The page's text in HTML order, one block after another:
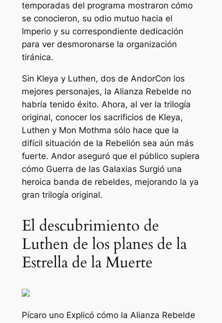
temporadas del programa mostraron cómo
se conocieron, su odio mutuo hacia el
Imperio y su correspondiente dedicación
para ver desmoronarse la organización
tiránica.
Sin Kleya y Luthen, dos de AndorCon los
mejores personajes, la Alianza Rebelde no
habría tenido éxito. Ahora, al ver la trilogía
original, conocer los sacrificios de Kleya,
Luthen y Mon Mothma sólo hace que la
difícil situación de la Rebelión sea aún más
fuerte. Andoraseguró que el público supiera
cómo Guerra de las Galaxias Surgió una
heroica banda de rebeldes, mejorando la ya
gran trilogía original.
El descubrimiento de
Luthen de los planes de la
Estrella de la Muerte
Pícaro unoExplicó cómo la Alianza Rebelde